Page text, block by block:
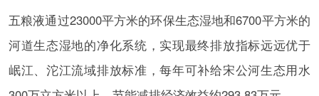
五粮液通过23000平方米的环保生态湿地和6700平方米的
河道生态湿地的净化系统，实现最终排放指标远远优于
岷江、沱江流域排放标准，每年可补给宋公河生态用水